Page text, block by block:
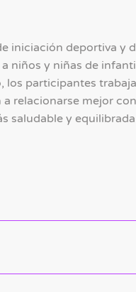
iniciación deportiva y
niños y niñas de
los participantes
relacionarse mejor
saludable y